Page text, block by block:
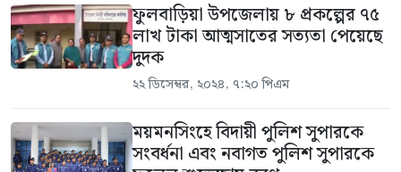
ফুলবাড়িয়া উপজেলায় ৮ প্রকল্পের ৭৫
লাখ টাকা আত্মসাতের সত্যতা পেয়েছে
দুদক
২২ ডিসেম্বর, ২০২৪, ৭:২০ পিএম
ময়মনসিংহে বিদায়ী পুলিশ সুপারকে
সংবর্ধনা এবং নবাগত পুলিশ সুপারকে